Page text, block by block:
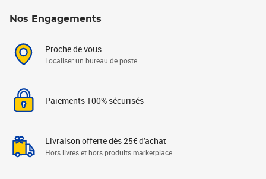
Nos Engagements
Proche de vous
Localiser un bureau de poste
Paiements 100% sécurisés
Livraison offerte dès 25€ d'achat
Hors livres et hors produits marketplace